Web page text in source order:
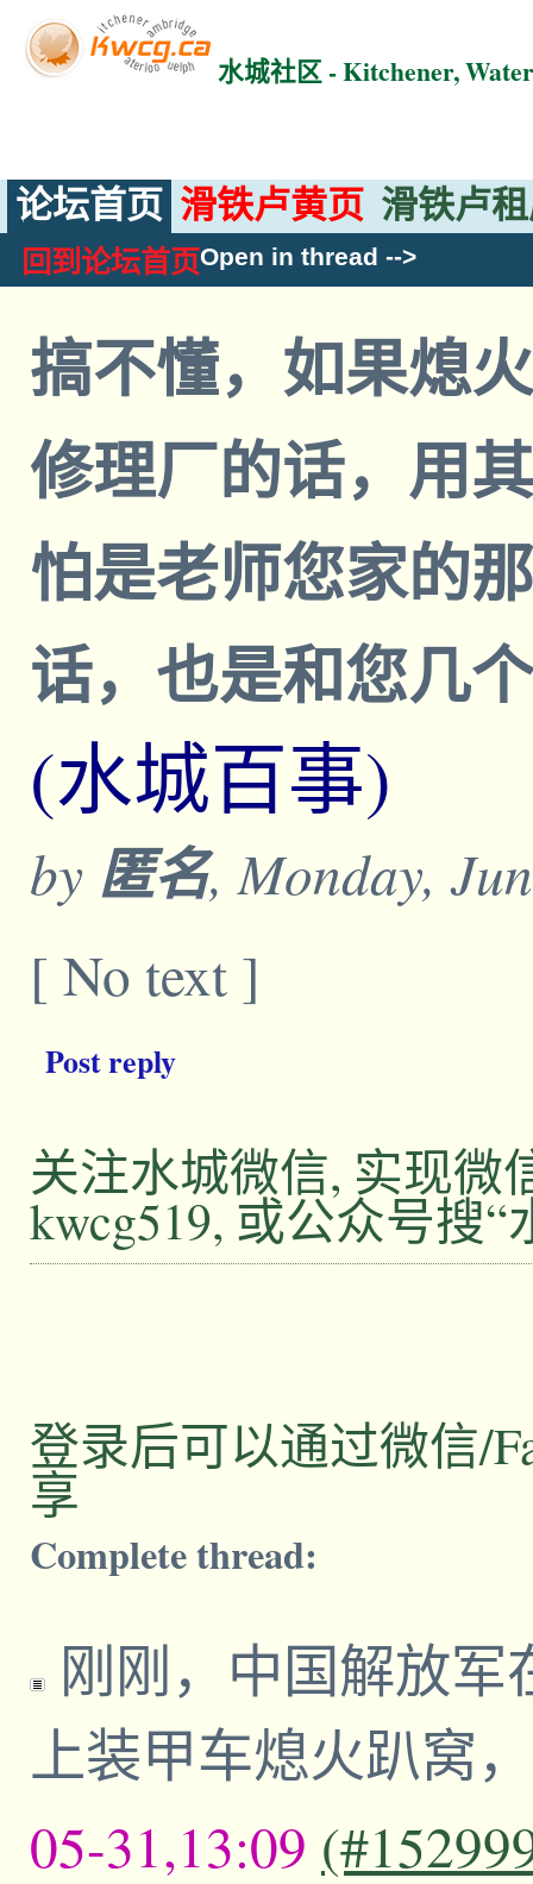
水城社区 - Kitchener,
论坛首页 滑铁卢黄页 滑铁卢
回到论坛首页Open in thread -->
搞不懂，如果熄
修理厂的话，用
怕是老师您家的
话，也是和您几
(水城百事)
by 匿名, Monday,
[ No text ]
Post reply
关注水城微信, 实现微
kwcg519, 或公众号搜“
登录后可以通过微信/
享
Complete thread:
刚刚，中国解放
上装甲车熄火趴窝
05-31,13:09